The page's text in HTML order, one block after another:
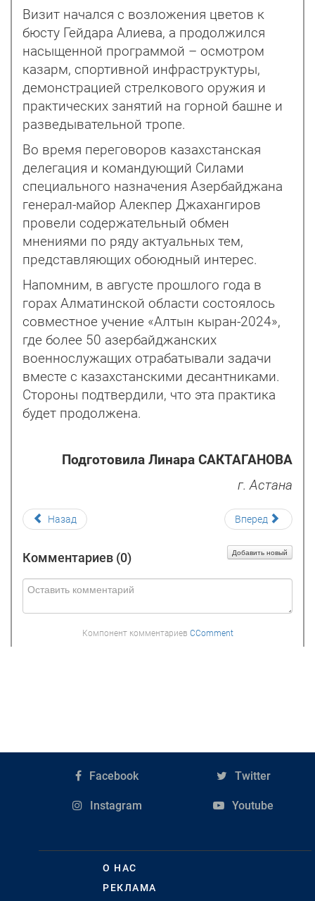
Визит начался с возложения цветов к
бюсту Гейдара Алиева, а продолжился
насыщенной программой – осмотром
казарм, спортивной инфраструктуры,
демонстрацией стрелкового оружия и
практических занятий на горной башне и
разведывательной тропе.
Во время переговоров казахстанская
делегация и командующий Силами
специального назначения Азербайджана
генерал-майор Алекпер Джахангиров
провели содержательный обмен
мнениями по ряду актуальных тем,
представляющих обоюдный интерес.
Напомним, в августе прошлого года в
горах Алматинской области состоялось
совместное учение «Алтын кыран-2024»,
где более 50 азербайджанских
военнослужащих отрабатывали задачи
вместе с казахстанскими десантниками.
Стороны подтвердили, что эта практика
будет продолжена.
Подготовила Линара САКТАГАНОВА
г. Астана
Назад Вперед
Комментариев (0) Добавить новый
Компонент комментариев CComment
Facebook Twitter
Instagram Youtube
О НАС
РЕКЛАМА